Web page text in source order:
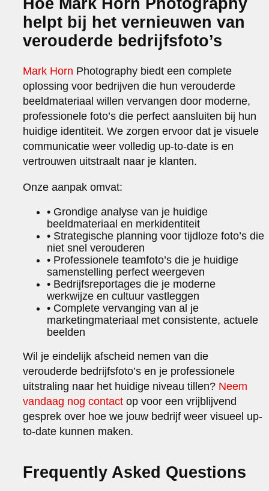
helpt bij het vernieuwen van
verouderde bedrijfsfoto’s
Mark Horn Photography biedt een complete
oplossing voor bedrijven die hun verouderde
beeldmateriaal willen vervangen door moderne,
professionele foto’s die perfect aansluiten bij hun
huidige identiteit. We zorgen ervoor dat je visuele
communicatie weer volledig up-to-date is en
vertrouwen uitstraalt naar je klanten.
Onze aanpak omvat:
• Grondige analyse van je huidige
beeldmateriaal en merkidentiteit
• Strategische planning voor tijdloze foto’s die
niet snel verouderen
• Professionele teamfoto’s die je huidige
samenstelling perfect weergeven
• Bedrijfsreportages die je moderne
werkwijze en cultuur vastleggen
• Complete vervanging van al je
marketingmateriaal met consistente, actuele
beelden
Wil je eindelijk afscheid nemen van die
verouderde bedrijfsfoto’s en je professionele
uitstraling naar het huidige niveau tillen? Neem
vandaag nog contact op voor een vrijblijvend
gesprek over hoe we jouw bedrijf weer visueel up-
to-date kunnen maken.
Frequently Asked Questions